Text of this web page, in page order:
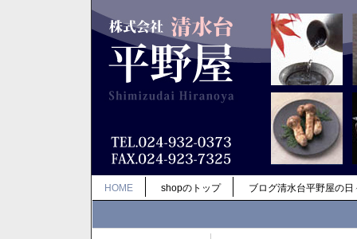
HOME shopのトップ ブログ清水台平野屋の日